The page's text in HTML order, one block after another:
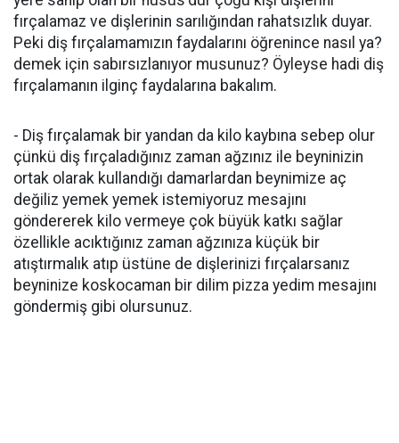
fırçalamaz ve dişlerinin sarılığından rahatsızlık duyar.
Peki diş fırçalamamızın faydalarını öğrenince nasıl ya?
demek için sabırsızlanıyor musunuz? Öyleyse hadi diş
fırçalamanın ilginç faydalarına bakalım.
- Diş fırçalamak bir yandan da kilo kaybına sebep olur
çünkü diş fırçaladığınız zaman ağzınız ile beyninizin
ortak olarak kullandığı damarlardan beynimize aç
değiliz yemek yemek istemiyoruz mesajını
göndererek kilo vermeye çok büyük katkı sağlar
özellikle acıktığınız zaman ağzınıza küçük bir
atıştırmalık atıp üstüne de dişlerinizi fırçalarsanız
beyninize koskocaman bir dilim pizza yedim mesajını
göndermiş gibi olursunuz.